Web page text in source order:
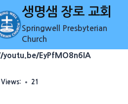
생명샘 장로 교회
Springwell Presbyterian
Church
youtu.be/EyPfMO8n6IA
Views: 21